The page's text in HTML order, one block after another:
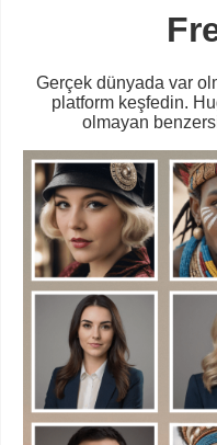
Gerçek dünyada var
platform keşfedin.
olmayan